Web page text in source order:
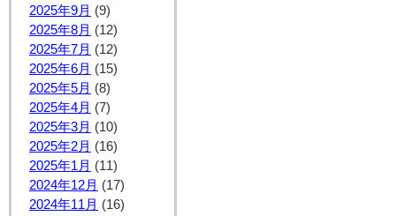
2025年9月 (9)
2025年8月 (12)
2025年7月 (12)
2025年6月 (15)
2025年5月 (8)
2025年4月 (7)
2025年3月 (10)
2025年2月 (16)
2025年1月 (11)
2024年12月 (17)
2024年11月 (16)